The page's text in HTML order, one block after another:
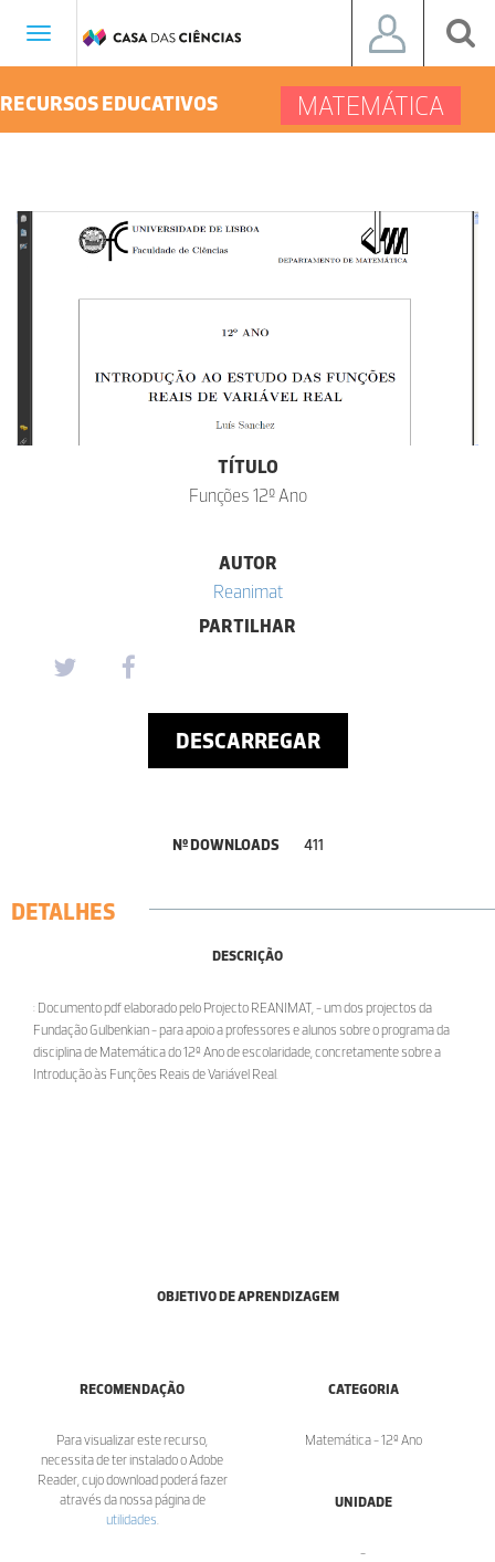
Toggle
RECURSOS EDUCATIVOS MATEMÁTICA
TÍTULO
Funções 12º Ano
AUTOR
Reanimat
PARTILHAR
DESCARREGAR
Nº DOWNLOADS 411
DETALHES
DESCRIÇÃO
: Documento pdf elaborado pelo Projecto REANIMAT, - um dos projectos da
Fundação Gulbenkian - para apoio a professores e alunos sobre o programa da
disciplina de Matemática do 12º Ano de escolaridade, concretamente sobre a
Introdução às Funções Reais de Variável Real.
OBJETIVO DE APRENDIZAGEM
RECOMENDAÇÃO
Para visualizar este recurso,
necessita de ter instalado o Adobe
Reader, cujo download poderá fazer
através da nossa página de
utilidades
CATEGORIA
Matemática - 12º Ano
UNIDADE
-